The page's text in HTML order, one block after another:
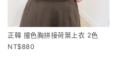
正韓 撞色胸拼接荷葉上衣 2色
880